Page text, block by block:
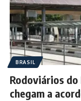
BRASIL
Rodoviários do
chegam a